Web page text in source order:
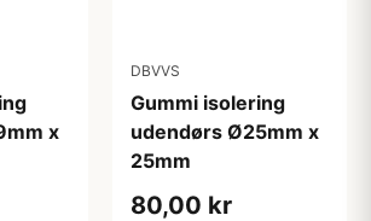
x
DBVVS
Gummi isolering
udendørs Ø25mm x
25mm
80,00 kr